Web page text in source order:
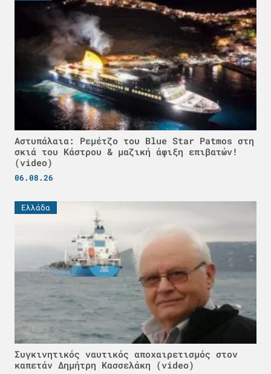
Αστυπάλαια: Ρεμέτζο του Blue Star Patmos στη
σκιά του Κάστρου & μαζική άφιξη επιβατών!
(video)
06.08.26
Ελλάδα
Συγκινητικός ναυτικός αποχαιρετισμός στον
καπετάν Δημήτρη Κασσελάκη (video)